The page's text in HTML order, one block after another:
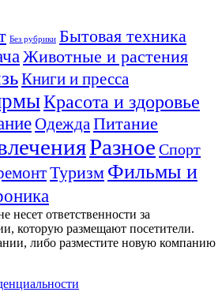
Без рубрики Бытовая техника
Животные и растения
Книги и пресса
Красота и здоровье
ОдеждаПитание
Разное Спорт
Туризм Фильмы и
несет ответственности за
которую размещают посетители.
либо разместите новую компанию